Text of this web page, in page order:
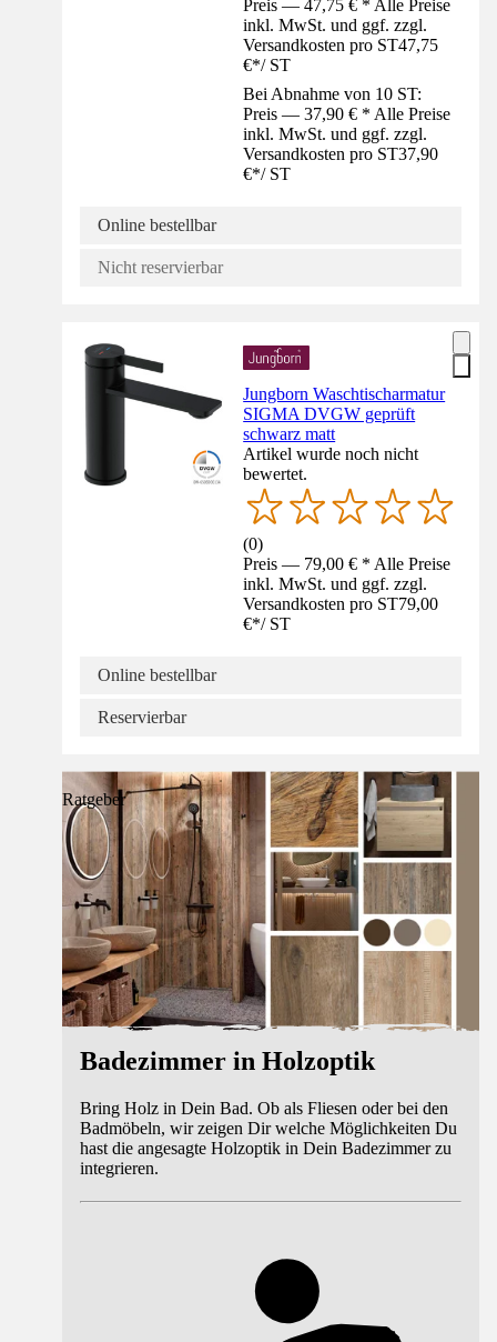
Preis — 47,75 € * Alle Preise
inkl. MwSt. und ggf. zzgl.
Versandkosten pro ST47,75
€*/ ST
Bei Abnahme von 10 ST:
Preis — 37,90 € * Alle Preise
inkl. MwSt. und ggf. zzgl.
Versandkosten pro ST37,90
€*/ ST
Online bestellbar
Nicht reservierbar
Jungborn Waschtischarmatur
SIGMA DVGW geprüft
schwarz matt
Artikel wurde noch nicht
bewertet.
(0)
Preis — 79,00 € * Alle Preise
inkl. MwSt. und ggf. zzgl.
Versandkosten pro ST79,00
€*/ ST
Online bestellbar
Reservierbar
Ratgeber
Badezimmer in Holzoptik
Bring Holz in Dein Bad. Ob als Fliesen oder bei den
Badmöbeln, wir zeigen Dir welche Möglichkeiten Du
hast die angesagte Holzoptik in Dein Badezimmer zu
integrieren.